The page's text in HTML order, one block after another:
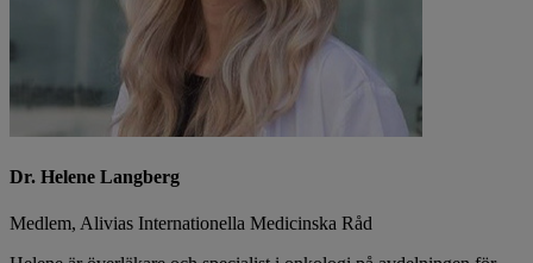
Dr. Helene Langberg
Medlem, Alivias Internationella Medicinska Råd